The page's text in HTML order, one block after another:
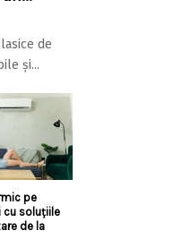
de
și...
pe
cu soluțiile
de la